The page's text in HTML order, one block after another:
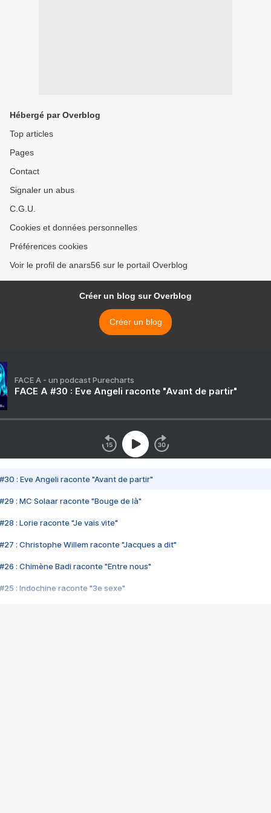
Hébergé par Overblog
Top articles
Pages
Contact
Signaler un abus
C.G.U.
Cookies et données personnelles
Préférences cookies
Voir le profil de anars56 sur le portail Overblog
Créer un blog sur Overblog
Créer un blog
FACE A - un podcast Purecharts
FACE A #30 : Eve Angeli raconte "Avant de partir"
#30 : Eve Angeli raconte "Avant de partir"
#29 : MC Solaar raconte "Bouge de là"
#28 : Lorie raconte "Je vais vite"
#27 : Christophe Willem raconte "Jacques a dit"
#26 : Chimène Badi raconte "Entre nous"
#25 : Indochine raconte "3e sexe"